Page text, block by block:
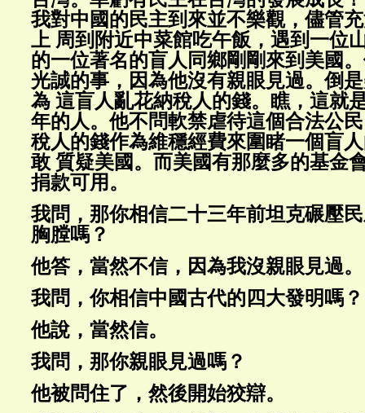
我對中國的民主到來並不樂觀，儘管
上 周到附近中菜館吃午飯，遇到一位
的一位著名的盲人同鄉剛剛來到美國
光誠的事，因為他沒有親眼見過。倒
為 這盲人亂花納稅人的錢。瞧，這就
年的人。他不問軟禁虐待這個合法公
稅人的錢作為維穩經費來圍睹一個盲
敢 質疑美國。而美國有那麼多的基金
捐款可用。
我問，那你相信二十三年前坦克碾壓
胸膛嗎？
他答，當然不信，因為我沒親眼見過。
我問，你相信中國古代的四大發明嗎？
他說，當然信。
我問，那你親眼見過嗎？
他被問住了，然後開始狡辯。